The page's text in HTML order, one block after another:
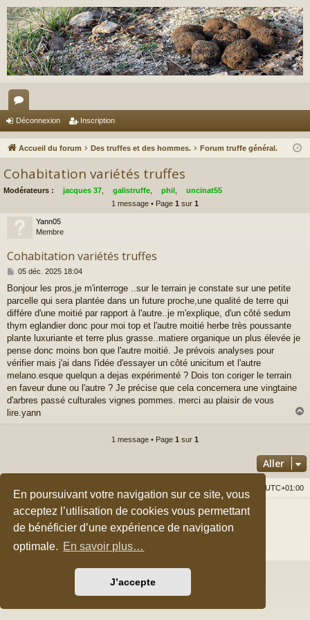
En poursuivant votre navigation sur ce site, vous
acceptez l’utilisation de cookies vous permettant
de bénéficier d’une expérience de navigation
optimale. En savoir plus…
J’accepte
or
u
Déconnexion Inscription
Accueil du forum Des truffes et des hommes. Forum truffe général.
Cohabitation variétés truffes
Modérateurs : jacques 37 galistruffe phil
uncinat55
1 message • Page 1 sur 1
Yann05
Membre
Cohabitation variétés truffes
M
s
s
a
g
e
05 déc. 2025 18:04
Bonjour les pros,je m'interroge ..sur le terrain je constate sur une petite
parcelle qui sera plantée dans un future proche,une qualité de terre qui
différe d'une moitié par rapport à l'autre..je m'explique, d'un côté sedum
thym eglandier donc pour moi top et l'autre moitié herbe très poussante
plante luxuriante et terre plus grasse..matiere organique un plus élevée je
pense donc moins bon que l'autre moitié. Je prévois analyses pour
vérifier mais j'ai dans l'idée d'essayer un côté unicitum et l'autre
melano.esque quelqun a dejas expérimenté ? Dois ton coriger le terrain
en faveur dune ou l'autre ? Je précise que cela concernera une vingtaine
d'arbres passé culturales vignes pommes. merci au plaisir de vous
lire.yann
1 message • Page 1 sur 1
Aller
UTC+01:00
Développé parphpBB® Forum Software © phpBB Limited
Style par
halilesen
Traduction française officielle
Qiaeru
Confidentialité